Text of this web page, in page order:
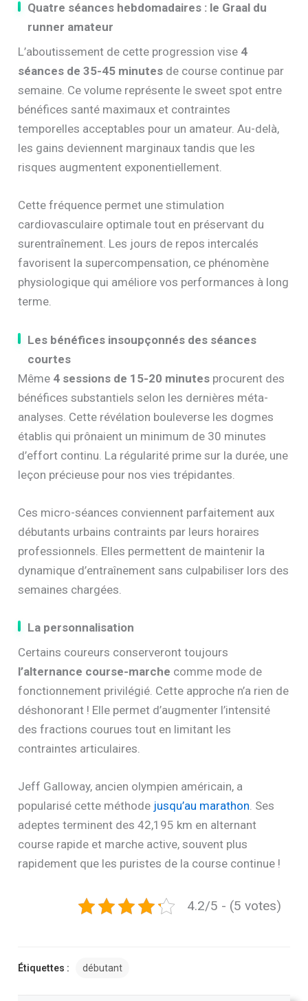
Quatre séances hebdomadaires : le Graal du
runner amateur
L’aboutissement de cette progression vise 4
séances de 35-45 minutes de course continue par
semaine. Ce volume représente le sweet spot entre
bénéfices santé maximaux et contraintes
temporelles acceptables pour un amateur. Au-delà,
les gains deviennent marginaux tandis que les
risques augmentent exponentiellement.
Cette fréquence permet une stimulation
cardiovasculaire optimale tout en préservant du
surentraînement. Les jours de repos intercalés
favorisent la supercompensation, ce phénomène
physiologique qui améliore vos performances à long
terme.
Les bénéfices insoupçonnés des séances
courtes
Même 4 sessions de 15-20 minutes procurent des
bénéfices substantiels selon les dernières méta-
analyses. Cette révélation bouleverse les dogmes
établis qui prônaient un minimum de 30 minutes
d’effort continu. La régularité prime sur la durée, une
leçon précieuse pour nos vies trépidantes.
Ces micro-séances conviennent parfaitement aux
débutants urbains contraints par leurs horaires
professionnels. Elles permettent de maintenir la
dynamique d’entraînement sans culpabiliser lors des
semaines chargées.
La personnalisation
Certains coureurs conserveront toujours
l’alternance course-marche comme mode de
fonctionnement privilégié. Cette approche n’a rien de
déshonorant ! Elle permet d’augmenter l’intensité
des fractions courues tout en limitant les
contraintes articulaires.
Jeff Galloway, ancien olympien américain, a
popularisé cette méthode jusqu’au marathon. Ses
adeptes terminent des 42,195 km en alternant
course rapide et marche active, souvent plus
rapidement que les puristes de la course continue !
4.2/5 - (5 votes)
Étiquettes : débutant